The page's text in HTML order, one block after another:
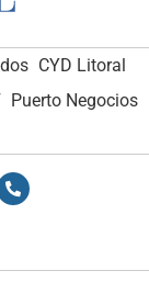
CYD Litoral
Puerto Negocios